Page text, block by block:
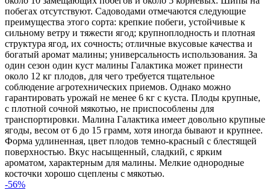
побегах отсутствуют. Садоводами отмечаются следующие
преимущества этого сорта: крепкие побеги, устойчивые к
сильному ветру и тяжести ягод; крупноплодность и плотная
структура ягод, их сочность; отличные вкусовые качества и
богатый аромат малины; универсальность использования. За
один сезон один куст малины Галактика может принести
около 12 кг плодов, для чего требуется тщательное
соблюдение агротехнических приемов. Однако можно
гарантировать урожай не менее 6 кг с куста. Плоды крупные,
с плотной сочной мякотью, не приспособлены для
транспортировки. Малина Галактика имеет довольно крупные
ягоды, весом от 6 до 15 грамм, хотя иногда бывают и крупнее.
Форма удлиненная, цвет плодов темно-красный с блестящей
поверхностью. Вкус насыщенный, сладкий, с ярким
ароматом, характерным для малины. Мелкие однородные
косточки хорошо сцеплены с мякотью.
-56%